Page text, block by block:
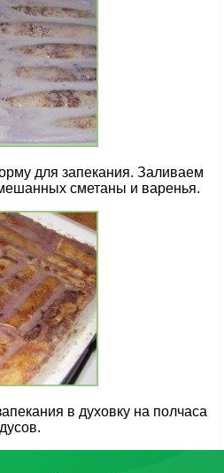
для запекания. Заливаем
сметаны и варенья.
в духовку на полчаса